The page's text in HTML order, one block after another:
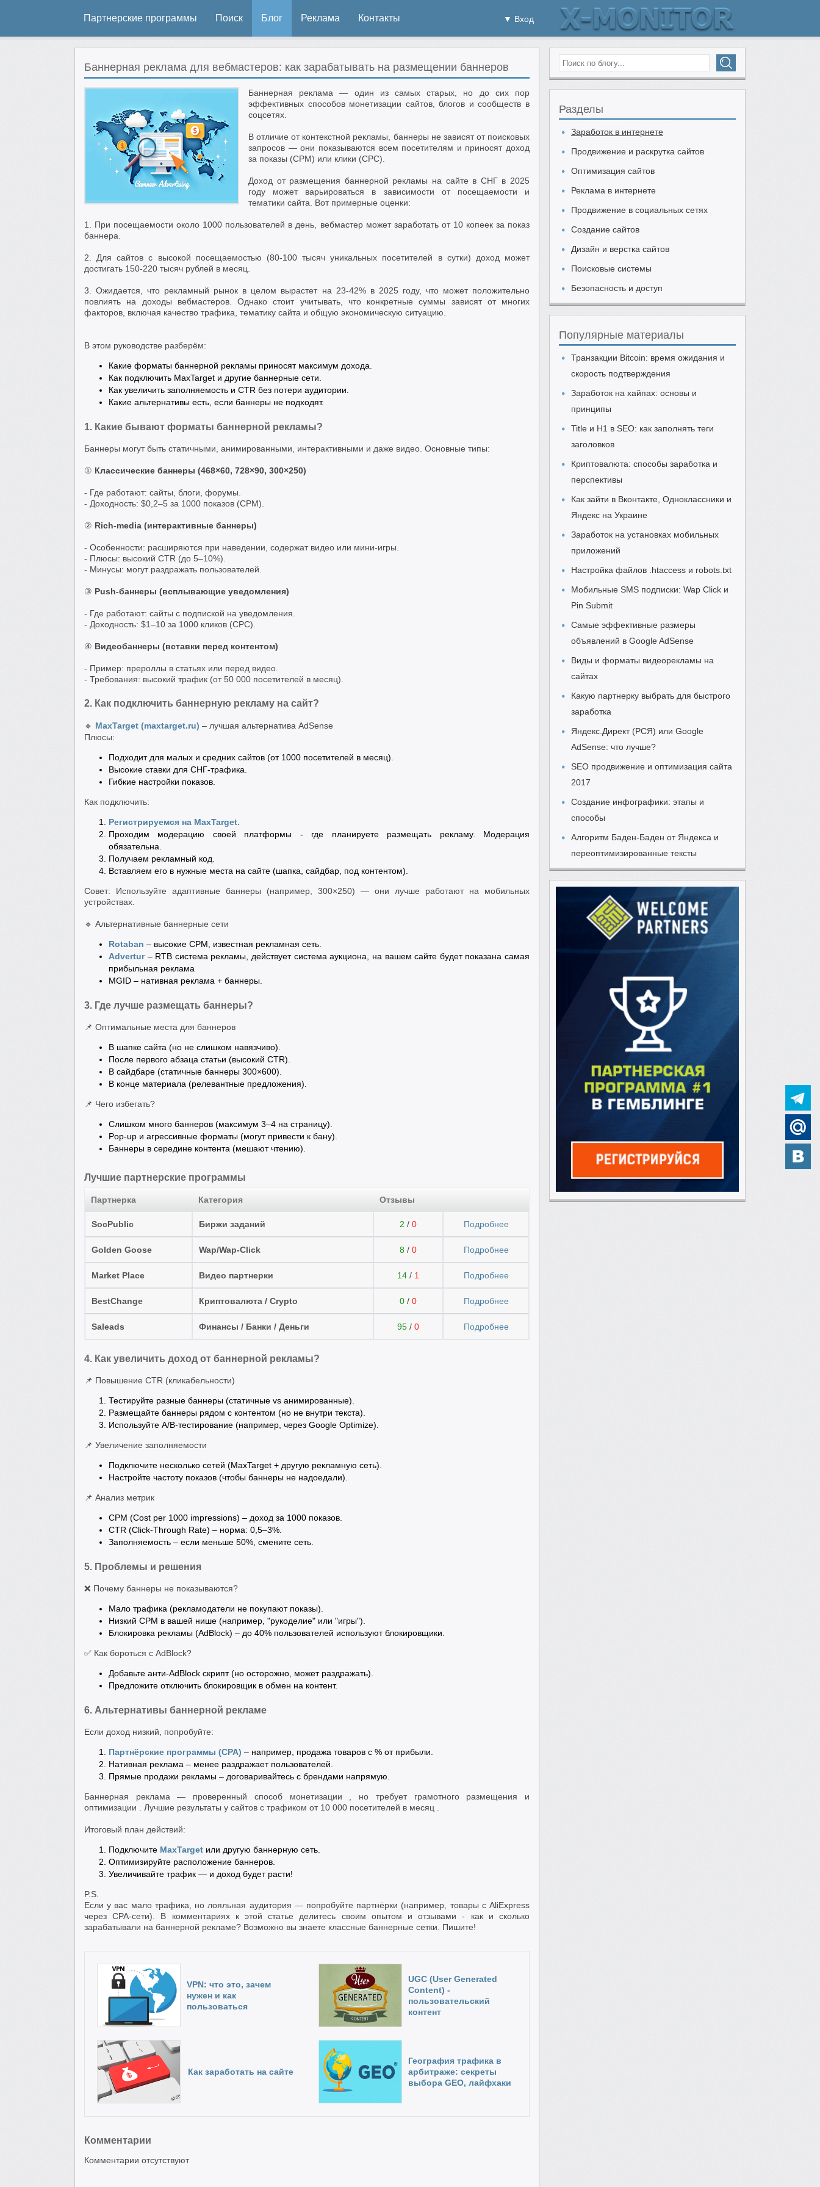
Партнерские программы Поиск Блог Реклама Контакты ▼ Вход
Баннерная реклама для вебмастеров: как зарабатывать на размещении баннеров
Баннерная реклама — один из самых старых, но до сих пор
эффективных способов монетизации сайтов, блогов и сообществ в
соцсетях.
В отличие от контекстной рекламы, баннеры не зависят от поисковых
запросов — они показываются всем посетителям и приносят доход
за показы (CPM) или клики (CPC).
Доход от размещения баннерной рекламы на сайте в СНГ в 2025
году может варьироваться в зависимости от посещаемости и
тематики сайта. Вот примерные оценки:
1. При посещаемости около 1000 пользователей в день, вебмастер может заработать от 10 копеек за показ
баннера.
2. Для сайтов с высокой посещаемостью (80-100 тысяч уникальных посетителей в сутки) доход может
достигать 150-220 тысяч рублей в месяц.
3. Ожидается, что рекламный рынок в целом вырастет на 23-42% в 2025 году, что может положительно
повлиять на доходы вебмастеров. Однако стоит учитывать, что конкретные суммы зависят от многих
факторов, включая качество трафика, тематику сайта и общую экономическую ситуацию.
В этом руководстве разберём:
Какие форматы баннерной рекламы приносят максимум дохода.
Как подключить MaxTarget и другие баннерные сети.
Как увеличить заполняемость и CTR без потери аудитории.
Какие альтернативы есть, если баннеры не подходят.
1. Какие бывают форматы баннерной рекламы?
Баннеры могут быть статичными, анимированными, интерактивными и даже видео. Основные типы:
① Классические баннеры (468×60, 728×90, 300×250)
- Где работают: сайты, блоги, форумы.
- Доходность: $0,2–5 за 1000 показов (CPM).
② Rich-media (интерактивные баннеры)
- Особенности: расширяются при наведении, содержат видео или мини-игры.
- Плюсы: высокий CTR (до 5–10%).
- Минусы: могут раздражать пользователей.
③ Push-баннеры (всплывающие уведомления)
- Где работают: сайты с подпиской на уведомления.
- Доходность: $1–10 за 1000 кликов (CPC).
④ Видеобаннеры (вставки перед контентом)
- Пример: прероллы в статьях или перед видео.
- Требования: высокий трафик (от 50 000 посетителей в месяц).
2. Как подключить баннерную рекламу на сайт?
🔹 MaxTarget (maxtarget.ru) – лучшая альтернатива AdSense
Плюсы:
Подходит для малых и средних сайтов (от 1000 посетителей в месяц).
Высокие ставки для СНГ-трафика.
Гибкие настройки показов.
Как подключить:
Регистрируемся на MaxTarget
Проходим модерацию своей платформы - где планируете размещать рекламу. Модерация
обязательна.
Получаем рекламный код.
Вставляем его в нужные места на сайте (шапка, сайдбар, под контентом).
Совет: Используйте адаптивные баннеры (например, 300×250) — они лучше работают на мобильных
устройствах.
🔹 Альтернативные баннерные сети
Rotaban – высокие CPM, известная рекламная сеть.
Advertur – RTB система рекламы, действует система аукциона, на вашем сайте будет показана самая
прибыльная реклама
MGID – нативная реклама + баннеры.
3. Где лучше размещать баннеры?
📌 Оптимальные места для баннеров
В шапке сайта (но не слишком навязчиво).
После первого абзаца статьи (высокий CTR).
В сайдбаре (статичные баннеры 300×600).
В конце материала (релевантные предложения).
📌 Чего избегать?
Слишком много баннеров (максимум 3–4 на страницу).
Pop-up и агрессивные форматы (могут привести к бану).
Баннеры в середине контента (мешают чтению).
Лучшие партнерские программы
Партнерка Категория Отзывы
SocPublic Биржи заданий 2 / 0 Подробнее
Golden Goose Wap/Wap-Click 8 / 0 Подробнее
Market Place Видео партнерки 14 / 1 Подробнее
BestChange Криптовалюта / Crypto 0 / 0 Подробнее
Saleads Финансы / Банки / Деньги 95 / 0 Подробнее
4. Как увеличить доход от баннерной рекламы?
📌 Повышение CTR (кликабельности)
Тестируйте разные баннеры (статичные vs анимированные).
Размещайте баннеры рядом с контентом (но не внутри текста).
Используйте A/B-тестирование (например, через Google Optimize).
📌 Увеличение заполняемости
Подключите несколько сетей (MaxTarget + другую рекламную сеть).
Настройте частоту показов (чтобы баннеры не надоедали).
📌 Анализ метрик
CPM (Cost per 1000 impressions) – доход за 1000 показов.
CTR (Click-Through Rate) – норма: 0,5–3%.
Заполняемость – если меньше 50%, смените сеть.
5. Проблемы и решения
❌ Почему баннеры не показываются?
Мало трафика (рекламодатели не покупают показы).
Низкий CPM в вашей нише (например, "рукоделие" или "игры").
Блокировка рекламы (AdBlock) – до 40% пользователей используют блокировщики.
✅ Как бороться с AdBlock?
Добавьте анти-AdBlock скрипт (но осторожно, может раздражать).
Предложите отключить блокировщик в обмен на контент.
6. Альтернативы баннерной рекламе
Если доход низкий, попробуйте:
Партнёрские программы (CPA) – например, продажа товаров с % от прибыли.
Нативная реклама – менее раздражает пользователей.
Прямые продажи рекламы – договаривайтесь с брендами напрямую.
Баннерная реклама — проверенный способ монетизации , но требует грамотного размещения и
оптимизации . Лучшие результаты у сайтов с трафиком от 10 000 посетителей в месяц .
Итоговый план действий:
Подключите MaxTarget или другую баннерную сеть.
Оптимизируйте расположение баннеров.
Увеличивайте трафик — и доход будет расти!
P.S.
Если у вас мало трафика, но лояльная аудитория — попробуйте партнёрки (например, товары с AliExpress
через CPA-сети). В комментариях к этой статье делитесь своим опытом и отзывами - как и сколько
зарабатывали на баннерной рекламе? Возможно вы знаете классные баннерные сетки. Пишите!
VPN: что это, зачем
нужен и как
пользоваться
UGС (User Generated
Content) -
пользовательский
контент
Как заработать на сайте
География трафика в
арбитраже: секреты
выбора GEO, лайфхаки
Комментарии
Комментарии отсутствуют
Разделы
Заработок в интернете
Продвижение и раскрутка сайтов
Оптимизация сайтов
Реклама в интернете
Продвижение в социальных сетях
Создание сайтов
Дизайн и верстка сайтов
Поисковые системы
Безопасность и доступ
Популярные материалы
Транзакции Bitcoin: время ожидания и
скорость подтверждения
Заработок на хайпах: основы и
принципы
Title и H1 в SEO: как заполнять теги
заголовков
Криптовалюта: способы заработка и
перспективы
Как зайти в Вконтакте, Одноклассники и
Яндекс на Украине
Заработок на установках мобильных
приложений
Настройка файлов .htaccess и robots.txt
Мобильные SMS подписки: Wap Click и
Pin Submit
Самые эффективные размеры
объявлений в Google AdSense
Виды и форматы видеорекламы на
сайтах
Какую партнерку выбрать для быстрого
заработка
Яндекс.Директ (РСЯ) или Google
AdSense: что лучше?
SEO продвижение и оптимизация сайта
2017
Создание инфографики: этапы и
способы
Алгоритм Баден-Баден от Яндекса и
переоптимизированные тексты